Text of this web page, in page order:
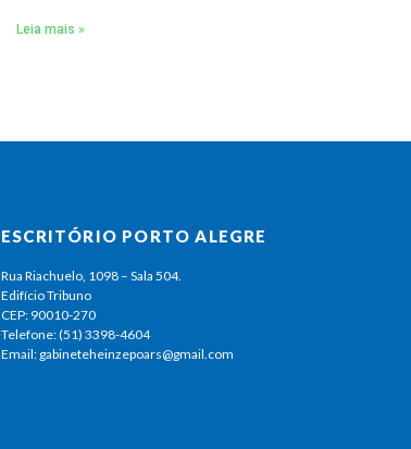
Leia mais »
ESCRITÓRIO PORTO ALEGRE
Rua Riachuelo, 1098 – Sala 504.
Edifício Tribuno
CEP: 90010-270
Telefone: (51) 3398-4604
Email: gabineteheinzepoars@gmail.com